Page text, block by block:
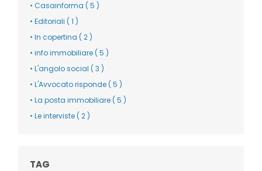
• Casainforma ( 5 )
• Editoriali ( 1 )
• In copertina ( 2 )
• info immobiliare ( 5 )
• L'angolo social ( 3 )
• L'Avvocato risponde ( 5 )
• La posta immobiliare ( 5 )
• Le interviste ( 2 )
TAG